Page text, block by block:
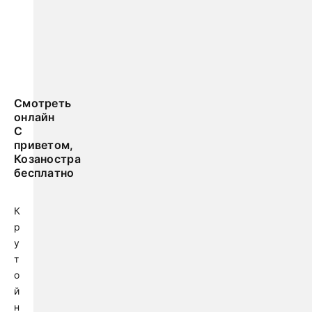
Смотреть
онлайн
С
приветом,
Козаностра
бесплатно
К
р
у
т
о
й
н